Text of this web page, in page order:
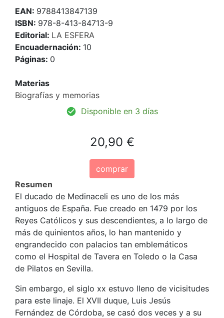
EAN: 9788413847139
ISBN: 978-8-413-84713-9
Editorial: LA ESFERA
Encuadernación: 10
Páginas: 0
Materias
Biografías y memorias
Disponible en 3 días
20,90 €
comprar
Resumen
El ducado de Medinaceli es uno de los más
antiguos de España. Fue creado en 1479 por los
Reyes Católicos y sus descendientes, a lo largo de
más de quinientos años, lo han mantenido y
engrandecido con palacios tan emblemáticos
como el Hospital de Tavera en Toledo o la Casa
de Pilatos en Sevilla.
Sin embargo, el siglo xx estuvo lleno de vicisitudes
para este linaje. El XVII duque, Luis Jesús
Fernández de Córdoba, se casó dos veces y a su